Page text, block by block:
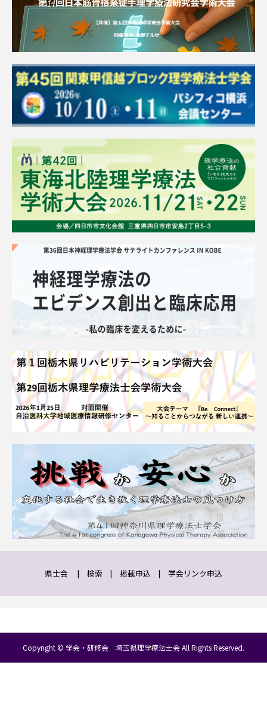
県士会 | 検索 | 掲載申込 | 学会リンク申込
Copyright © 学会・研修会 埼玉県理学療法士会 All Rights Reserved.